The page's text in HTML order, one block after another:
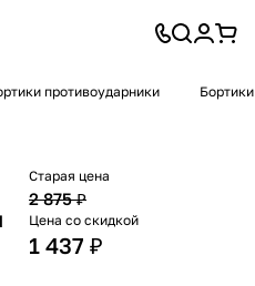
противоударники
Старая цена
2 875 ₽
Цена со скидкой
1 437 ₽